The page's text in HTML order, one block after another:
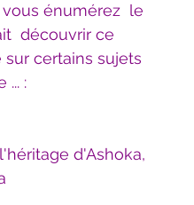
énumérez  le
découvrir ce
certains sujets
:
d'Ashoka,